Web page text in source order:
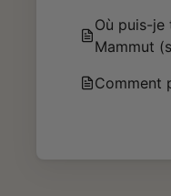
Où puis-je
Mammut
Comment